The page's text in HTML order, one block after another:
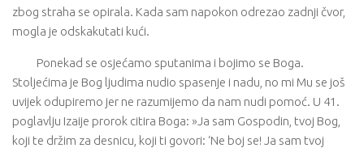
zbog straha se opirala. Kada sam napokon odrezao zadnji čvor,
mogla je odskakutati kući.
Ponekad se osjećamo sputanima i bojimo se Boga.
Stoljećima je Bog ljudima nudio spasenje i nadu, no mi Mu se još
uvijek odupiremo jer ne razumijemo da nam nudi pomoć. U 41.
poglavlju Izaije prorok citira Boga: »Ja sam Gospodin, tvoj Bog,
koji te držim za desnicu, koji ti govori: ‘Ne boj se! Ja sam tvoj